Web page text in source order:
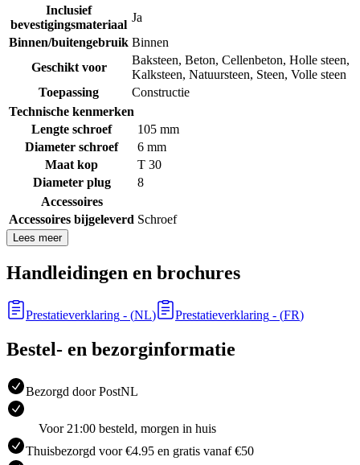
Inclusief
bevestigingsmateriaal
Ja
Binnen/buitengebruik Binnen
Geschikt voor
Baksteen, Beton, Cellenbeton, Holle steen,
Kalksteen, Natuursteen, Steen, Volle steen
Toepassing
Constructie
Technische kenmerken
Lengte schroef
105 mm
Diameter schroef
6 mm
Maat kop
T 30
Diameter plug
8
Accessoires
Accessoires bijgeleverd Schroef
Lees meer
Handleidingen en brochures
Prestatieverklaring - (NL) Prestatieverklaring - (FR)
Bestel- en bezorginformatie
Bezorgd door PostNL
Voor 21:00 besteld, morgen in huis
Thuisbezorgd voor €4.95 en gratis vanaf €50